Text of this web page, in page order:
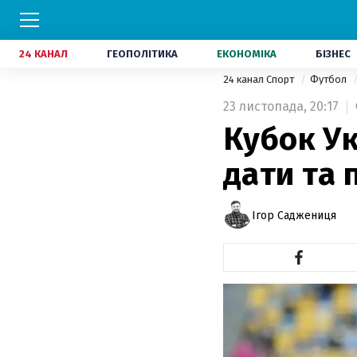
24 КАНАЛ ГЕОПОЛІТИКА ЕКОНОМІКА БІЗНЕС
24 канал Спорт Футбол
23 листопада, 20:17
Кубок
дати та
Ігор Саджениця